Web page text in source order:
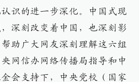
识的进一步深化。中国式现
深刻改变着中国，也深刻影
助广大网友深刻理解这六组
网信办网络传播局指导和中
会支持下，中央党校（国家